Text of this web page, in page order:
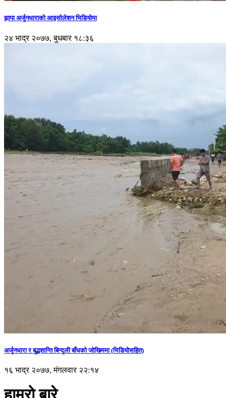
झापा अर्जुनधाराको आइसोलेशन भिडियोमा
२४ भाद्र २०७७, बुधबार १८:३६
अर्जुनधारा र बुद्धशान्ति बिन्दुली बाँधको जोखिममा (भिडियाेसहित)
१६ भाद्र २०७७, मंगलवार २२:१४